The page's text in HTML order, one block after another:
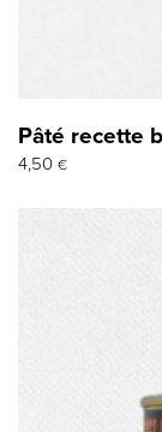
Pâté recette
4,50 €